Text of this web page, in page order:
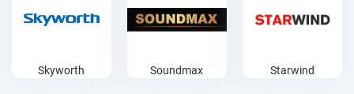
Skyworth Soundmax Starwind